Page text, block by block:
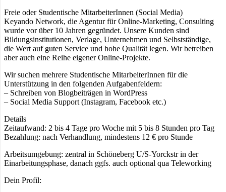
Freie oder Studentische MitarbeiterInnen (Social Media)
Keyando Network, die Agentur für Online-Marketing, Consulting
wurde vor über 10 Jahren gegründet. Unsere Kunden sind
Bildungsinstitutionen, Verlage, Unternehmen und Selbstständige,
die Wert auf guten Service und hohe Qualität legen. Wir betreiben
aber auch eine Reihe eigener Online-Projekte.
Wir suchen mehrere Studentische MitarbeiterInnen für die
Unterstützung in den folgenden Aufgabenfeldern:
– Schreiben von Blogbeiträgen in WordPress
– Social Media Support (Instagram, Facebook etc.)
Details
Zeitaufwand: 2 bis 4 Tage pro Woche mit 5 bis 8 Stunden pro Tag
Bezahlung: nach Verhandlung, mindestens 12 € pro Stunde
Arbeitsumgebung: zentral in Schöneberg U/S-Yorckstr in der
Einarbeitungsphase, danach ggfs. auch optional qua Teleworking
Dein Profil: